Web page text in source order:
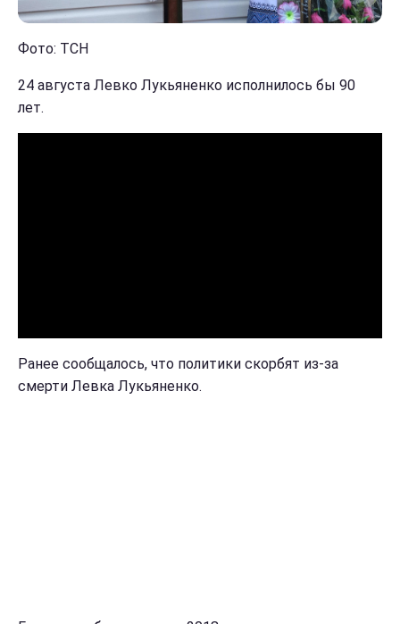
Фото: ТСН
24 августа Левко Лукьяненко исполнилось бы 90
лет.
Ранее сообщалось, что политики скорбят из-за
смерти Левка Лукьяненко.